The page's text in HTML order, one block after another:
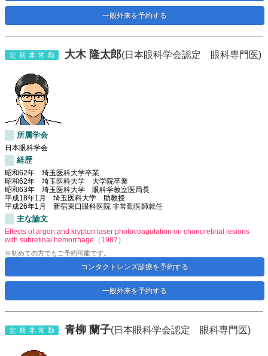
一般外来を予約する
定期非常勤 大木 隆太郎(日本眼科学会認定 眼科専門医)
所属学会
日本眼科学会
経歴
昭和62年 埼玉医科大学卒業
昭和62年 埼玉医科大学 大学院卒業
昭和63年 埼玉医科大学 眼科学教室医局長
平成18年1月 埼玉医科大学 助教授
平成26年1月 新宿東口眼科医院 非常勤医師就任
主な論文
Effects of argon and krypton laser photocoagulation on chorioretinal lesions
with subretinal hemorrhage（1987）
※初めての方でもご予約可能です。
コンタクトレンズ診療を予約する
一般外来を予約する
定期非常勤 青柳 蘭子(日本眼科学会認定 眼科専門医)